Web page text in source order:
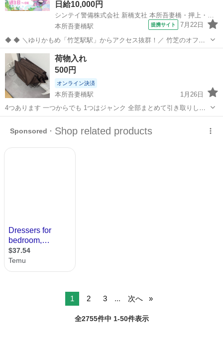
日給10,000円
シンテイ警備株式会社 新橋支社 本所吾妻橋・押上・両国(14)エリア/A3203200143
本所吾妻橋駅
提携サイト 7月22日
◆ ◆ ＼ゆりかもめ「竹芝駅駅」からアクセス抜群！／ 竹芝のオフィ
スビルで施設警備のお仕事♪ ＊★未経験大歓迎！★＊ 「警備業務は興
味があるけど初めてだし…」 「バイトデビューなんです…」 「ブラン
クが長くて…」 「定...
東京 墨田区 本所吾妻橋駅
荷物入れ
500円
オンライン決済
本所吾妻橋駅
1月26日
4つあります 一つからでも 1つはジャンク 全部まとめて引き取りして
くれる方
1 2 3 ... 次へ
全2755件中 1-50件表示